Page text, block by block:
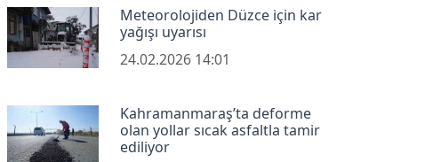
Meteorolojiden Düzce için kar
yağışı uyarısı
24.02.2026 14:01
Kahramanmaraş’ta deforme
olan yollar sıcak asfaltla tamir
ediliyor